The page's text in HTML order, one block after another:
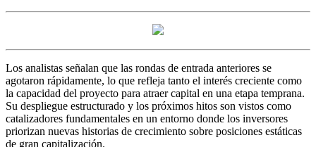
Los analistas señalan que las rondas de entrada anteriores se
agotaron rápidamente, lo que refleja tanto el interés creciente como
la capacidad del proyecto para atraer capital en una etapa temprana.
Su despliegue estructurado y los próximos hitos son vistos como
catalizadores fundamentales en un entorno donde los inversores
priorizan nuevas historias de crecimiento sobre posiciones estáticas
de gran capitalización.